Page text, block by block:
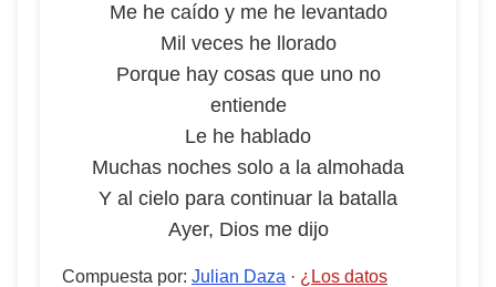
Me he caído y me he levantado
Mil veces he llorado
Porque hay cosas que uno no
entiende
Le he hablado
Muchas noches solo a la almohada
Y al cielo para continuar la batalla
Ayer, Dios me dijo
Compuesta por: Julian Daza · ¿Los datos